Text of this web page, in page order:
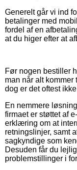
Generelt går vi ind
betalinger med
fordel af en
at du higer efter at
Før nogen bestiller
man når alt kommer
dog er det oftest
En nemmere
firmaet er støttet af
erklæring om at
retningslinjer, samt
sagkyndige som
Desuden får du
problemstillinger i